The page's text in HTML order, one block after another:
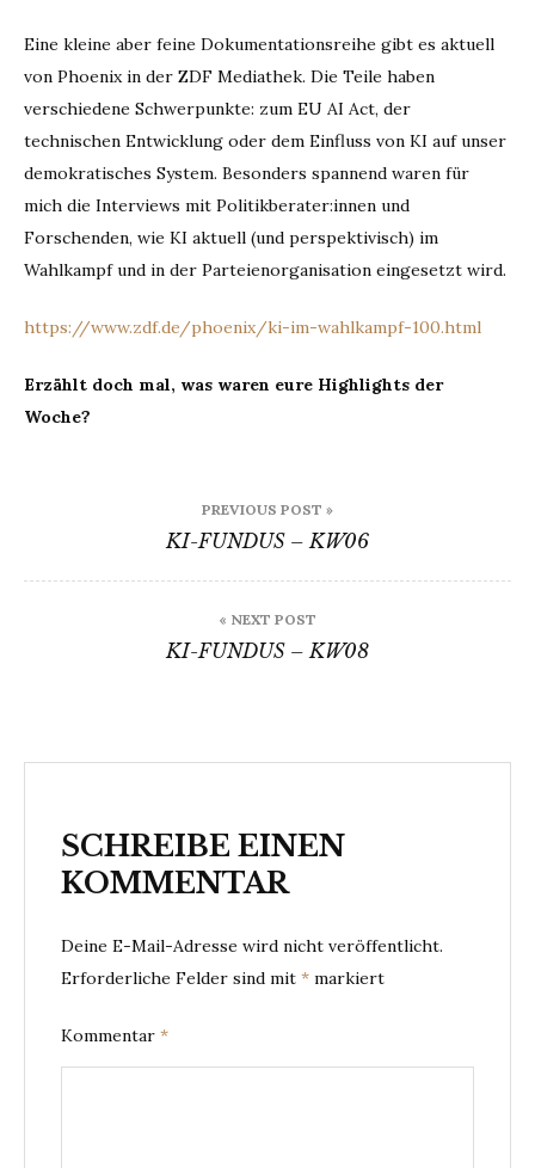
Eine kleine aber feine Dokumentationsreihe gibt es aktuell
von Phoenix in der ZDF Mediathek. Die Teile haben
verschiedene Schwerpunkte: zum EU AI Act, der
technischen Entwicklung oder dem Einfluss von KI auf unser
demokratisches System. Besonders spannend waren für
mich die Interviews mit Politikberater:innen und
Forschenden, wie KI aktuell (und perspektivisch) im
Wahlkampf und in der Parteienorganisation eingesetzt wird.
https://www.zdf.de/phoenix/ki-im-wahlkampf-100.html
Erzählt doch mal, was waren eure Highlights der
Woche?
Navigation
PREVIOUS POST »
KI-FUNDUS – KW06
« NEXT POST
KI-FUNDUS – KW08
SCHREIBE EINEN
KOMMENTAR
Deine E-Mail-Adresse wird nicht veröffentlicht.
Erforderliche Felder sind mit * markiert
Kommentar *